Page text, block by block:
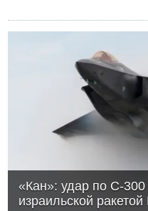
«Кан»: удар по С-
израильской